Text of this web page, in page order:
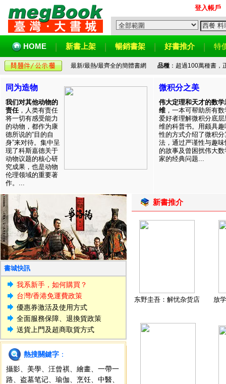
登入帳戶
HOME 新書上架 暢銷書架 好書推介 特
最新/最熱/最齊全的簡體書網 品種：超過100萬種書，
同为造物
我们对其他动物的
责任，人类有责任
将一切有感受能力
的动物，都作为康
德所说的“目的自
身”来对待。集中呈
现了科斯嘉德关于
动物议题的核心研
究成果，也是动物
伦理领域的重要著
作。...
微积分之美
伟大定理和天才的数学
维 ，一本可帮助所有数
爱好者理解微积分底层
维的科普书。用颇具趣
性的方式介绍了微积分
法，通过严谨性与趣味
的故事及曾困扰伟大数
家的经典问题...
書城快訊
我系新手，如何購買？
台灣/香港免運費政策
優惠券激活及使用方式
全面服務保障、退換貨政策
送貨上門及超商取貨方式
熱搜關鍵字 ：
攝影
美學 汪曾祺 繪畫
一帶一
路
盗墓笔记 瑜伽 烹饪 中醫
新書推介
东野圭吾：解忧杂货店 放